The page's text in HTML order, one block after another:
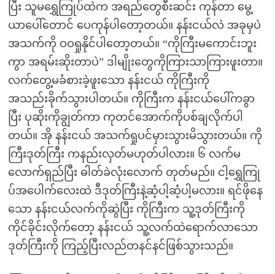
ပြီး သူမရွှေကြုပ်ထဲက အရည်တွေစီးဆင်း ကုန်တာ မွေ့
ယာပေါ်တောင် ပေကုန်ပါတော့တယ်။ နန်းငယ်လဲ အခုမှပဲ
အသက်ကို ဝဝရှုနိုင်ပါတော့တယ်။ “ကိုကြီးမကောင်းဘူး
ကွာ အရမ်းဆိုးတာပဲ” ဒါမျိုးတွေကိုကြားသာကြားဖူးတာ။
လက်တွေ့မခံစားခဲ့ဖူးသော နန်းငယ် ကိုကြီးကို
အသည်းခိုက်သွားပါတယ်။ ကိုကြီးက နန်းငယ်ပေါ်ကခွာ
ပြီး ပုဆိုးကိုချွတ်ကာ ကုတင်အောက်ကိုပစ်ချလိုက်ပါ
တယ်။ အို နန်းငယ် အသက်ရှုပင်မှားသွားမိသွားတယ်။ ကို
ကြီးဒုတ်ကြီး ကနည်းလှတ်မဟုတ်ပါလား။ ၆ လက်မ
လောက်ရှည်ပြီး ဓါတ်ခဲလုံးလောက် တုတ်မည်။ ငါ့ရွှေကြု
ပ်အပေါက်လေးထဲ ဒီဒုတ်ကြီးနဲ့ဆံ့ပါ့ဆံ့ပါ့မလား။ ရင်ဖိုနေ
သော နန်းငယ်လက်ကိုဆွဲပြီး ကိုကြီးက သူ့ဒုတ်ကြီးကို
ကိုင်ခိုင်းလိုက်တော့ နန်းငယ် သူ့လက်ထဲရောက်လာသော
ဒုတ်ကြီးကို ကြည့်ပြီးလည်တနင်နင်ဖြစ်သွားသည်။